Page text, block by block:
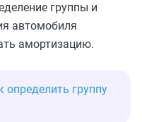
группы и
автомобиля
амортизацию.
определить группу